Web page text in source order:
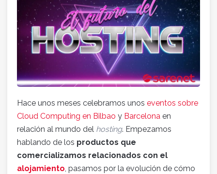
Hace unos meses celebramos unos eventos sobre
Cloud Computing en Bilbao y Barcelona en
relación al mundo del hosting. Empezamos
hablando de los productos que
comercializamos relacionados con el
alojamiento, pasamos por la evolución de cómo